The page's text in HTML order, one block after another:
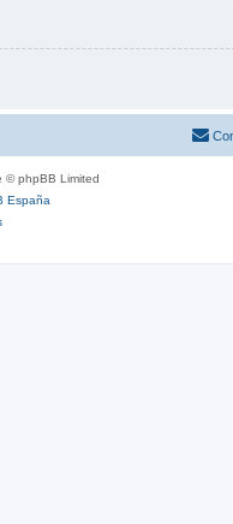
© phpBB Limited
España